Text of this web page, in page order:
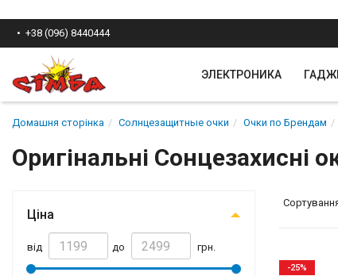
+38 (096) 8440444
ЭЛЕКТРОНИКА
Домашня сторінка Солнцезащитные очки Очки по Брендам
Оригінальні Сонцезахисні
Ціна
від до грн.
-25%